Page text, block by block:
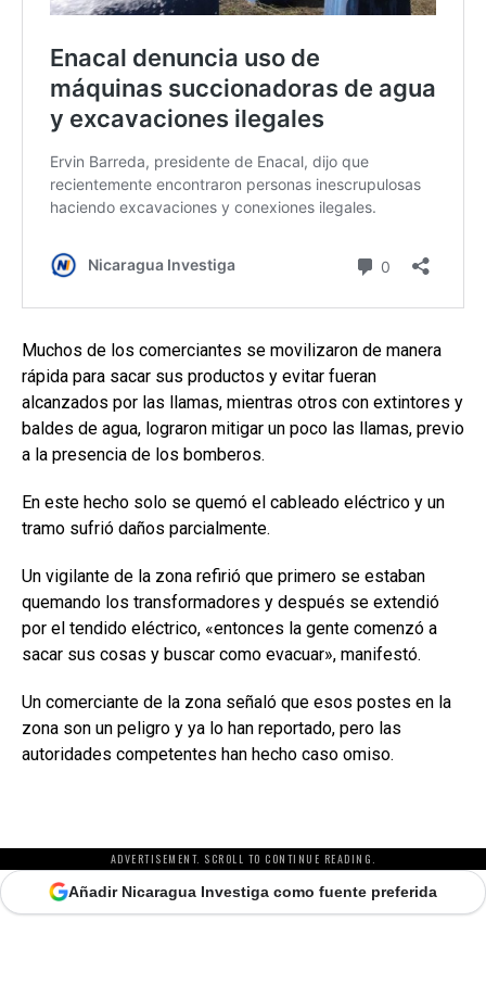
Muchos de los comerciantes se movilizaron de manera
rápida para sacar sus productos y evitar fueran
alcanzados por las llamas, mientras otros con extintores y
baldes de agua, lograron mitigar un poco las llamas, previo
a la presencia de los bomberos.
En este hecho solo se quemó el cableado eléctrico y un
tramo sufrió daños parcialmente.
Un vigilante de la zona refirió que primero se estaban
quemando los transformadores y después se extendió
por el tendido eléctrico, «entonces la gente comenzó a
sacar sus cosas y buscar como evacuar», manifestó.
Un comerciante de la zona señaló que esos postes en la
zona son un peligro y ya lo han reportado, pero las
autoridades competentes han hecho caso omiso.
ADVERTISEMENT. SCROLL TO CONTINUE READING.
Añadir Nicaragua Investiga como fuente preferida